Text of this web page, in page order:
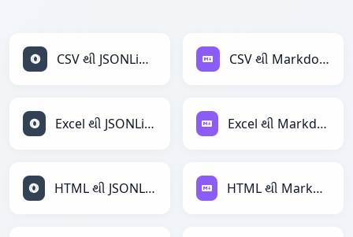
CSV થી JSONLines CSV થી Markdown
Excel થી JSONLines Excel થી Markdown
HTML થી JSONLines HTML થી Markdown